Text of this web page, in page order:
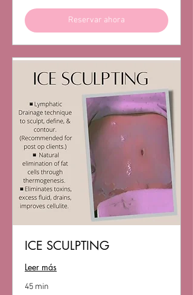
Reservar ahora
ICE SCULPTING
Leer más
45 min